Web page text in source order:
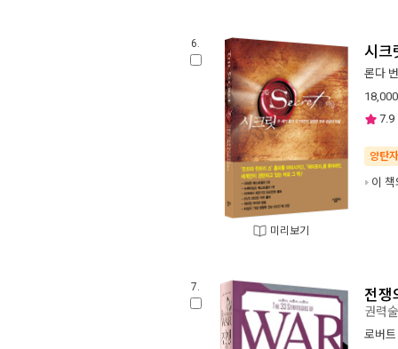
6.
미리보기
시크
론다 번
18,000
7.9
양탄
이
7. 전쟁
권력
로버